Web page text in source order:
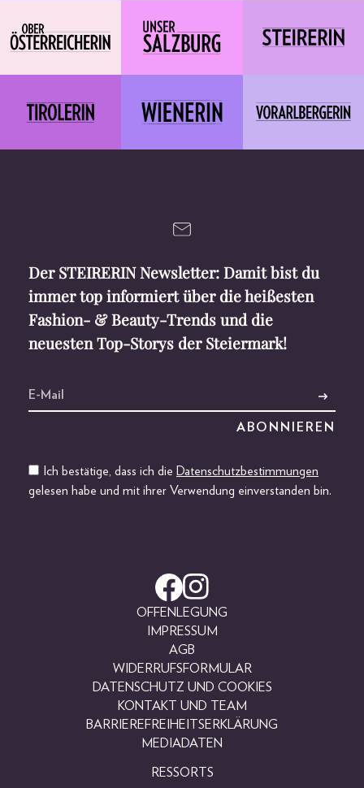
Der STEIRERIN Newsletter: Damit bist du
immer top informiert über die heißesten
Fashion- & Beauty-Trends und die
neuesten Top-Storys der Steiermark!
Ich bestätige, dass ich die Datenschutzbestimmungen
gelesen habe und mit ihrer Verwendung einverstanden bin.
OFFENLEGUNG
IMPRESSUM
AGB
WIDERRUFSFORMULAR
DATENSCHUTZ UND COOKIES
KONTAKT UND TEAM
BARRIEREFREIHEITSERKLÄRUNG
MEDIADATEN
RESSORTS